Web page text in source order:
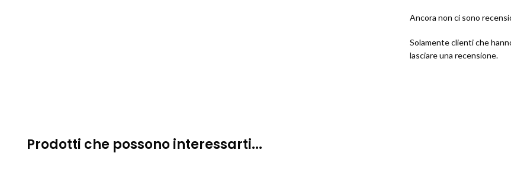
Ancora non ci sono
Solamente clienti che
lasciare una recensione.
Prodotti che possono interessarti...